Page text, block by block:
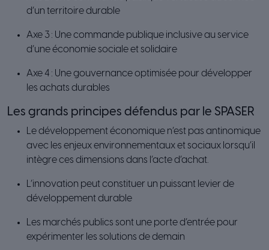
d’un territoire durable
Axe 3 : Une commande publique inclusive au service
d’une économie sociale et solidaire
Axe 4 : Une gouvernance optimisée pour développer
les achats durables
Les grands principes défendus par le SPASER
Le développement économique n’est pas antinomique
avec les enjeux environnementaux et sociaux lorsqu’il
intègre ces dimensions dans l’acte d’achat.
L’innovation peut constituer un puissant levier de
développement durable
Les marchés publics sont une porte d’entrée pour
expérimenter les solutions de demain